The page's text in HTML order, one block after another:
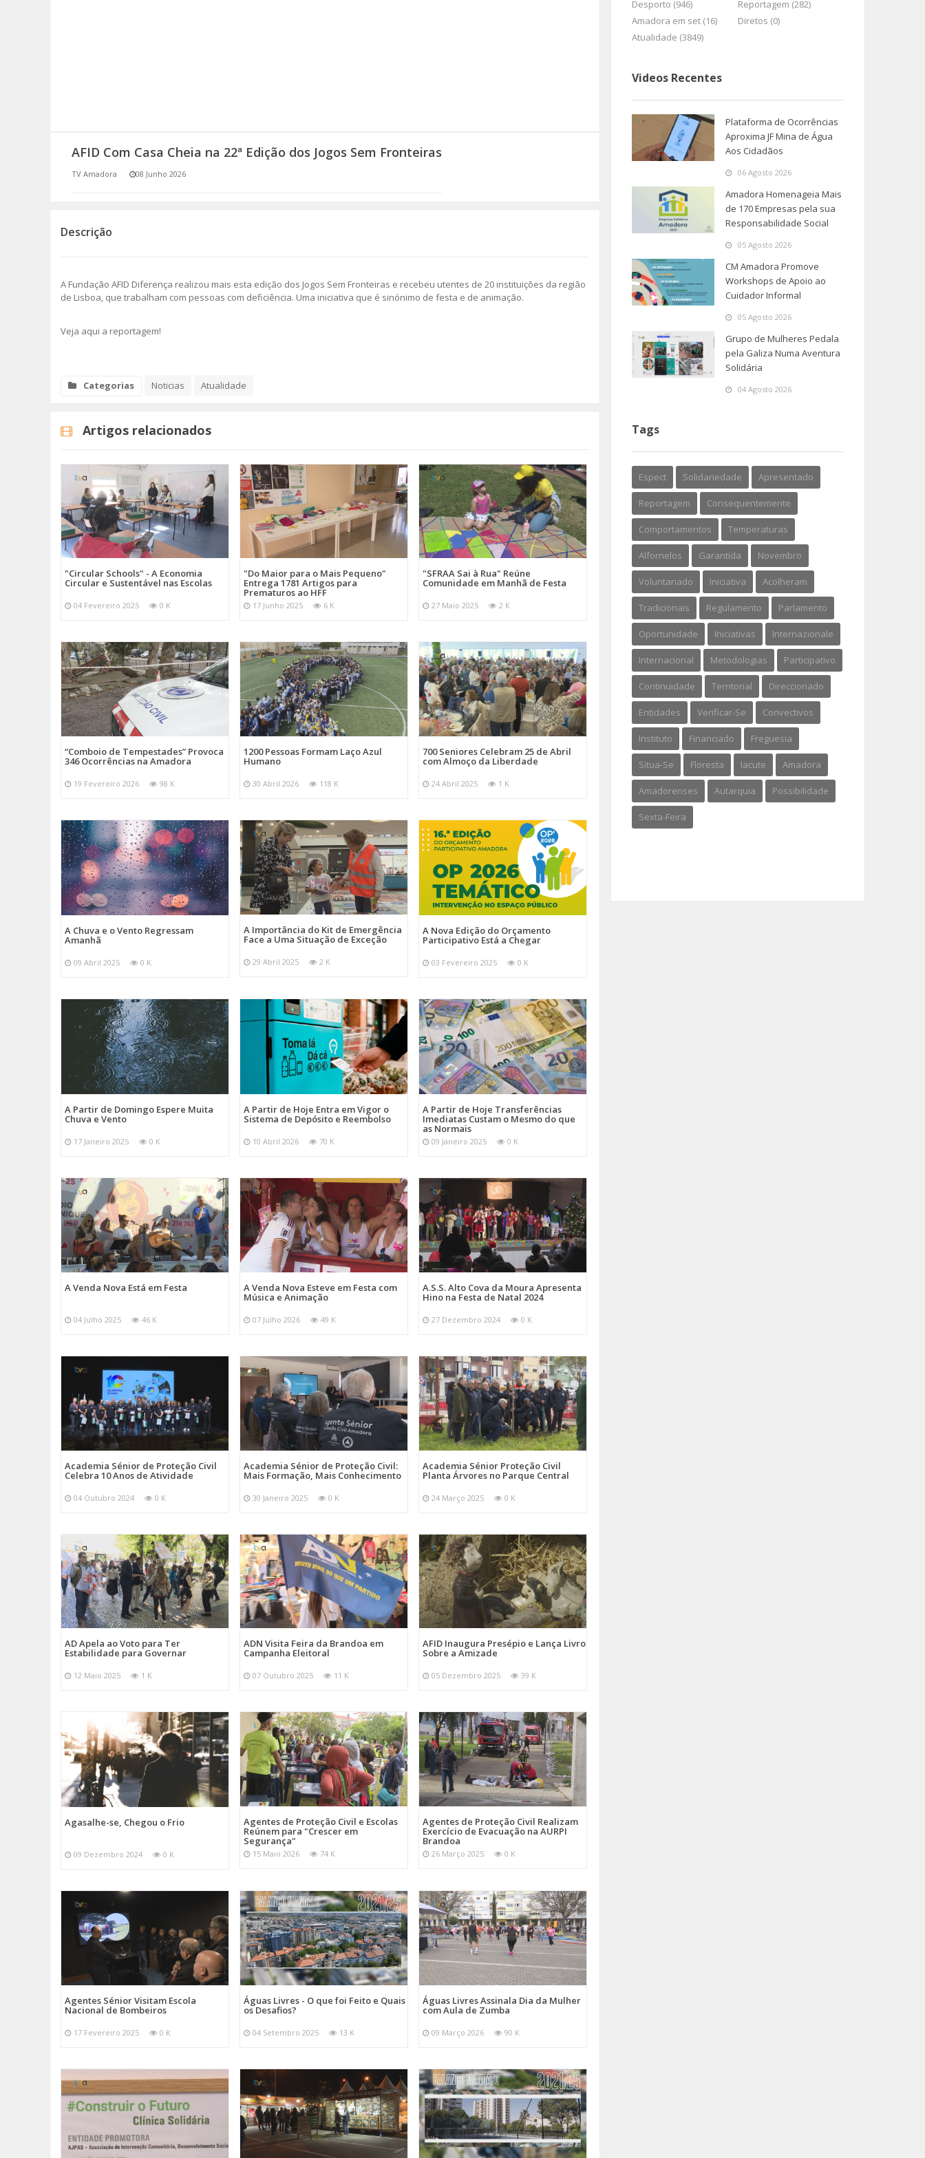
(RE) PENSAMENTOS
AFID Com Casa Cheia na 22ª Edição dos Jogos Sem Fronteiras
TV Amadora 08 Junho 2026
Descrição
A Fundação AFID Diferença realizou mais esta edição dos Jogos Sem Fronteiras e recebeu utentes de 20 instituições da região
de Lisboa, que trabalham com pessoas com deficiência. Uma iniciativa que é sinónimo de festa e de animação.
Veja aqui a reportagem!
Categorias Noticias Atualidade
Artigos relacionados
"Circular Schools" - A Economia
Circular e Sustentável nas Escolas
04 Fevereiro 2025 0 K
"Do Maior para o Mais Pequeno"
Entrega 1781 Artigos para
Prematuros ao HFF
17 Junho 2025 6 K
"SFRAA Sai à Rua" Reúne
Comunidade em Manhã de Festa
27 Maio 2025 2 K
“Comboio de Tempestades” Provoca
346 Ocorrências na Amadora
19 Fevereiro 2026 98 K
1200 Pessoas Formam Laço Azul
Humano
30 Abril 2026 118 K
700 Seniores Celebram 25 de Abril
com Almoço da Liberdade
24 Abril 2025 1 K
A Chuva e o Vento Regressam
Amanhã
09 Abril 2025 0 K
A Importância do Kit de Emergência
Face a Uma Situação de Exceção
29 Abril 2025 2 K
A Nova Edição do Orçamento
Participativo Está a Chegar
03 Fevereiro 2025 0 K
A Partir de Domingo Espere Muita
Chuva e Vento
17 Janeiro 2025 0 K
A Partir de Hoje Entra em Vigor o
Sistema de Depósito e Reembolso
10 Abril 2026 70 K
A Partir de Hoje Transferências
Imediatas Custam o Mesmo do que
as Normais
09 Janeiro 2025 0 K
A Venda Nova Está em Festa
04 Julho 2025 46 K
A Venda Nova Esteve em Festa com
Música e Animação
07 Julho 2026 49 K
A.S.S. Alto Cova da Moura Apresenta
Hino na Festa de Natal 2024
27 Dezembro 2024 0 K
Academia Sénior de Proteção Civil
Celebra 10 Anos de Atividade
04 Outubro 2024 0 K
Academia Sénior de Proteção Civil:
Mais Formação, Mais Conhecimento
30 Janeiro 2025 0 K
Academia Sénior Proteção Civil
Planta Árvores no Parque Central
24 Março 2025 0 K
AD Apela ao Voto para Ter
Estabilidade para Governar
12 Maio 2025 1 K
ADN Visita Feira da Brandoa em
Campanha Eleitoral
07 Outubro 2025 11 K
AFID Inaugura Presépio e Lança Livro
Sobre a Amizade
05 Dezembro 2025 39 K
Agasalhe-se, Chegou o Frio
09 Dezembro 2024 0 K
Agentes de Proteção Civil e Escolas
Reúnem para "Crescer em
Segurança"
15 Maio 2026 74 K
Agentes de Proteção Civil Realizam
Exercício de Evacuação na AURPI
Brandoa
26 Março 2025 0 K
Agentes Sénior Visitam Escola
Nacional de Bombeiros
17 Fevereiro 2025 0 K
Águas Livres - O que foi Feito e Quais
os Desafios?
04 Setembro 2025 13 K
Águas Livres Assinala Dia da Mulher
com Aula de Zumba
09 Março 2026 90 K
Desporto (946)
Reportagem (282)
Amadora em set (16)
Diretos (0)
Atualidade (3849)
Videos Recentes
Plataforma de Ocorrências
Aproxima JF Mina de Água
Aos Cidadãos
06 Agosto 2026
Amadora Homenageia Mais
de 170 Empresas pela sua
Responsabilidade Social
05 Agosto 2026
CM Amadora Promove
Workshops de Apoio ao
Cuidador Informal
05 Agosto 2026
Grupo de Mulheres Pedala
pela Galiza Numa Aventura
Solidária
04 Agosto 2026
Tags
Espect Solidariedade Apresentado
Reportagem Consequentemente
Comportamentos Temperaturas
Alfornelos Garantida Novembro
Voluntariado Iniciativa Acolheram
Tradicionais Regulamento Parlamento
Oportunidade Iniciativas Internazionale
Internacional Metodologias Participativo
Continuidade Territorial Direccionado
Entidades Verificar-Se Convectivos
Instituto Financiado Freguesia
Situa-Se Floresta Iacute Amadora
Amadorenses Autarquia Possibilidade
Sexta-Feira